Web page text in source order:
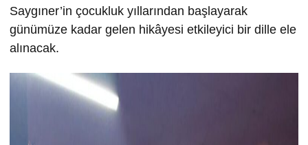
Saygıner’in çocukluk yıllarından başlayarak
günümüze kadar gelen hikâyesi etkileyici bir dille ele
alınacak.